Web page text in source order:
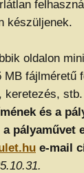
készüljenek.
oldalon
keretezés, stb.
és a
e-mail